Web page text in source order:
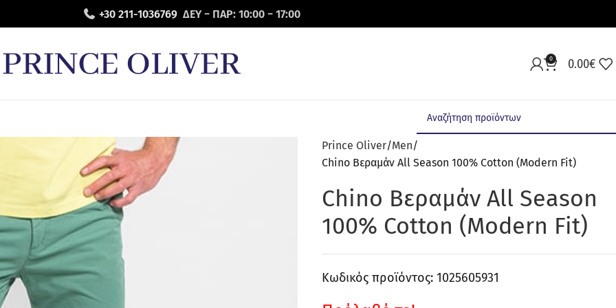
+30 211-1036769 ΔΕΥ − ΠΑΡ: 10:00 − 17:00
0 0.00€
Prince Oliver Men
Chino Βεραμάν All Season 100% Cotton (Modern Fit)
Chino Βεραμάν All Season
100% Cotton (Modern Fit)
Κωδικός προϊόντος: 1025605931